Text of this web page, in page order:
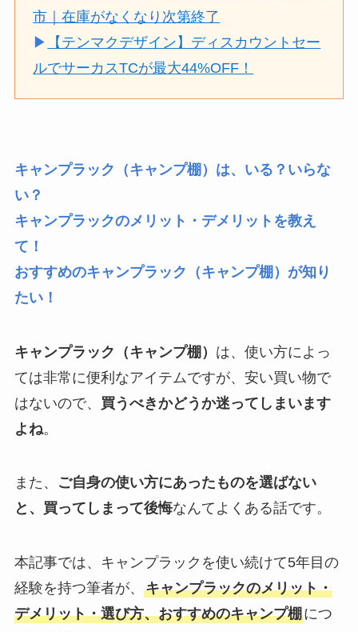
市｜在庫がなくなり次第終了
▶
【テンマクデザイン】ディスカウントセー
ルでサーカスTCが最大44%OFF！
キャンプラック（キャンプ棚）は、いる？いらな
い？
キャンプラックのメリット・デメリットを教え
て！
おすすめのキャンプラック（キャンプ棚）が知り
たい！
キャンプラック（キャンプ棚） は、使い方によっ
ては非常に便利なアイテムですが、安い買い物で
はないので、 買うべきかどうか迷ってしまいます
よね。
また、
ご自身の使い方にあったものを選ばない
と、買ってしまって後悔なんてよくある話です。
本記事では、キャンプラックを使い続けて5年目の
経験を持つ筆者が、 キャンプラックのメリット・
デメリット・選び方、おすすめのキャンプ棚につ